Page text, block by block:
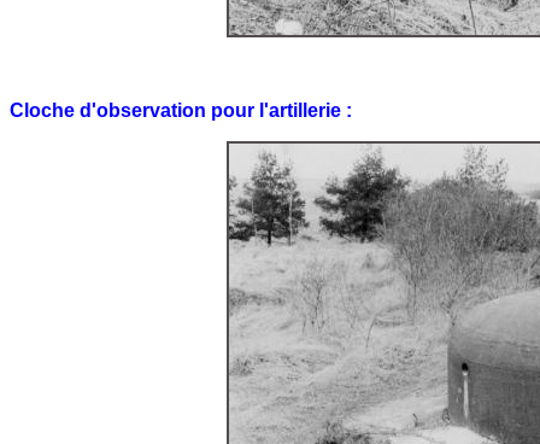
Cloche d'observation pour l'artillerie :